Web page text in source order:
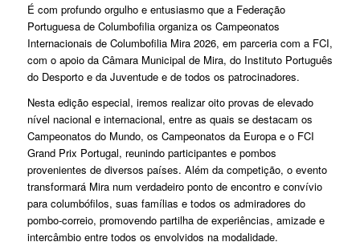
É com profundo orgulho e entusiasmo que a Federação
Portuguesa de Columbofilia organiza os Campeonatos
Internacionais de Columbofilia Mira 2026, em parceria com a FCI,
com o apoio da Câmara Municipal de Mira, do Instituto Português
do Desporto e da Juventude e de todos os patrocinadores.
Nesta edição especial, iremos realizar oito provas de elevado
nível nacional e internacional, entre as quais se destacam os
Campeonatos do Mundo, os Campeonatos da Europa e o FCI
Grand Prix Portugal, reunindo participantes e pombos
provenientes de diversos países. Além da competição, o evento
transformará Mira num verdadeiro ponto de encontro e convívio
para columbófilos, suas famílias e todos os admiradores do
pombo-correio, promovendo partilha de experiências, amizade e
intercâmbio entre todos os envolvidos na modalidade.